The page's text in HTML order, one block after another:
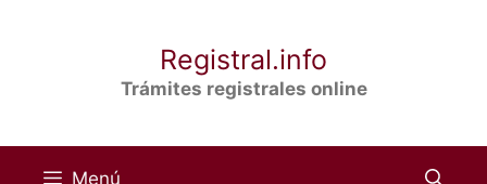
Registral.info
Trámites registrales online
Menú